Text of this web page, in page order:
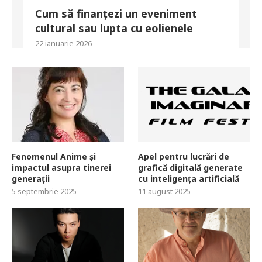
Cum să finanțezi un eveniment
cultural sau lupta cu eolienele
22 ianuarie 2026
Fenomenul Anime și
impactul asupra tinerei
generații
5 septembrie 2025
Apel pentru lucrări de
grafică digitală generate
cu inteligența artificială
11 august 2025